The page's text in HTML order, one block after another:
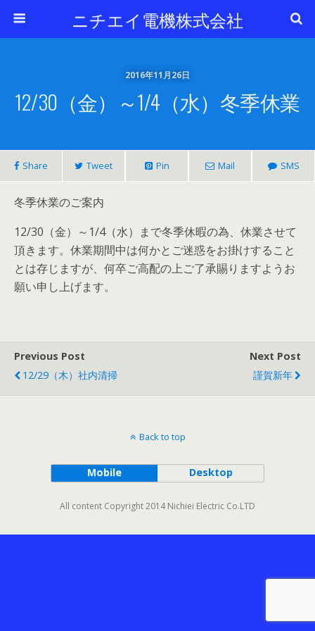
ニチエイ電機株式会社
2016年11月26日
12/30（金）～1/4（水）冬季休業
Share Tweet Pin Mail SMS
冬季休業のご案内
12/30（金）～1/4（水）まで冬季休暇の為、休業させて
頂きます。休業期間中は何かとご迷惑をお掛けすること
とは存じますが、何卒ご高配の上ご了承賜りますようお
願い申し上げます。
Previous Post
12/29（木）社内清掃
Next Post
謹賀新年
Back to top
Mobile Desktop
All content Copyright 2014 Nichiei Electric Co.LTD